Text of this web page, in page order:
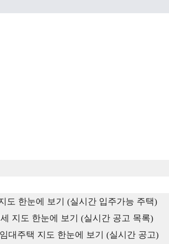
도 한눈에 보기 (실시간 입주가능 주택)
지도 한눈에 보기 (실시간 공고 목록)
대주택 지도 한눈에 보기 (실시간 공고)